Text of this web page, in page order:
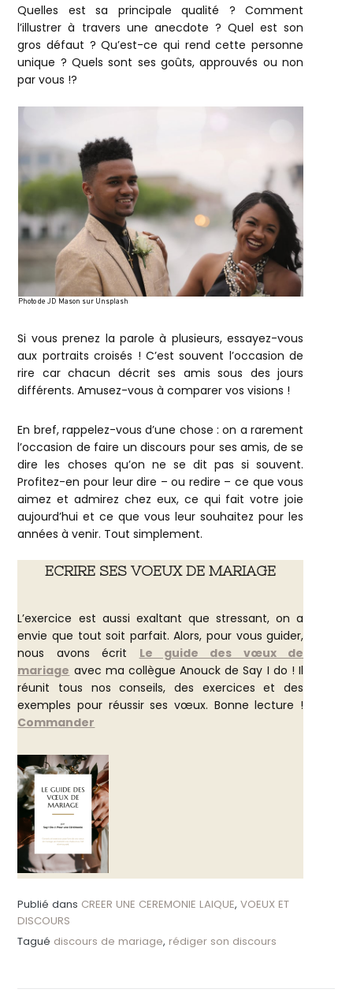
Quelles est sa principale qualité ? Comment
l’illustrer à travers une anecdote ? Quel est son
gros défaut ? Qu’est-ce qui rend cette personne
unique ? Quels sont ses goûts, approuvés ou non
par vous !?
Photo de JD Mason sur Unsplash
Si vous prenez la parole à plusieurs, essayez-vous
aux portraits croisés ! C’est souvent l’occasion de
rire car chacun décrit ses amis sous des jours
différents. Amusez-vous à comparer vos visions !
En bref, rappelez-vous d’une chose : on a rarement
l’occasion de faire un discours pour ses amis, de se
dire les choses qu’on ne se dit pas si souvent.
Profitez-en pour leur dire – ou redire – ce que vous
aimez et admirez chez eux, ce qui fait votre joie
aujourd’hui et ce que vous leur souhaitez pour les
années à venir. Tout simplement.
ECRIRE SES VOEUX DE MARIAGE
L’exercice est aussi exaltant que stressant, on a
envie que tout soit parfait. Alors, pour vous guider,
nous avons écrit Le guide des vœux de
mariage avec ma collègue Anouck de Say I do ! Il
réunit tous nos conseils, des exercices et des
exemples pour réussir ses vœux. Bonne lecture !
Commander
Publié dans CREER UNE CEREMONIE LAIQUE,VOEUX ET
DISCOURS
Tagué discours de mariage,rédiger son discours